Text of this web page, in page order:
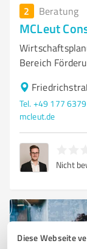
Diese Webseite
2 Beratung
MCLeut
Bereich
Tel. +49 177
mcleut.de
Nicht